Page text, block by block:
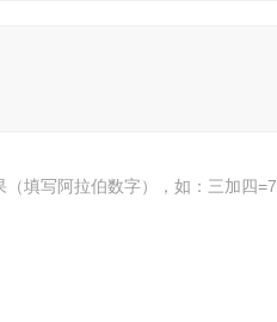
（填写阿拉伯数字），如：三加四=7